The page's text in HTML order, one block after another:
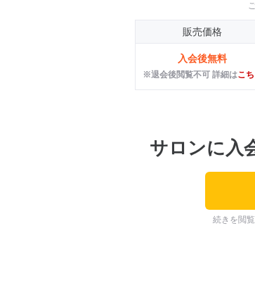
販売価格
入会後無料
※退会後閲覧不可 詳細はこ
サロンに入
続きを閲